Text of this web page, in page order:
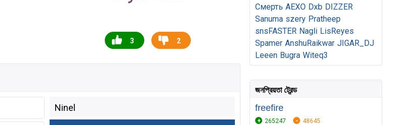
3 2
Смерть AEXO Dxb DIZZER
Sanuma szery Pratheep
snsFASTER Nagli LisReyes
Spamer AnshuRaikwar JIGAR_DJ
Leeen Bugra Witeq3
জনপ্রিয়তা ট্রেন্ড
freefire
265247 48645